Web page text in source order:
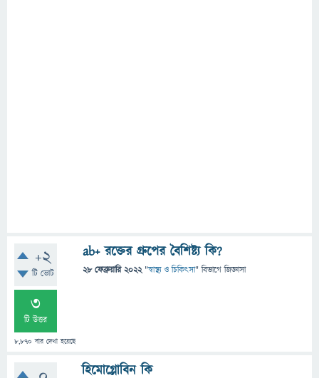
+2
টি ভোট
3
টি উত্তর
8,870 বার দেখা হয়েছে
ab+ রক্তের গ্রুপের বৈশিষ্ট্য কি?
28 ফেব্রুয়ারি 2022 "স্বাস্থ্য ও চিকিৎসা" বিভাগে জিজ্ঞাসা
হিমোগ্লোবিন কি